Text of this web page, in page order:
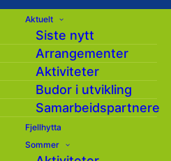
Aktuelt
Siste nytt
Arrangementer
Aktiviteter
Budor i utvikling
Samarbeidspartnere
Fjellhytta
Sommer
Forsiden|Arrangementer